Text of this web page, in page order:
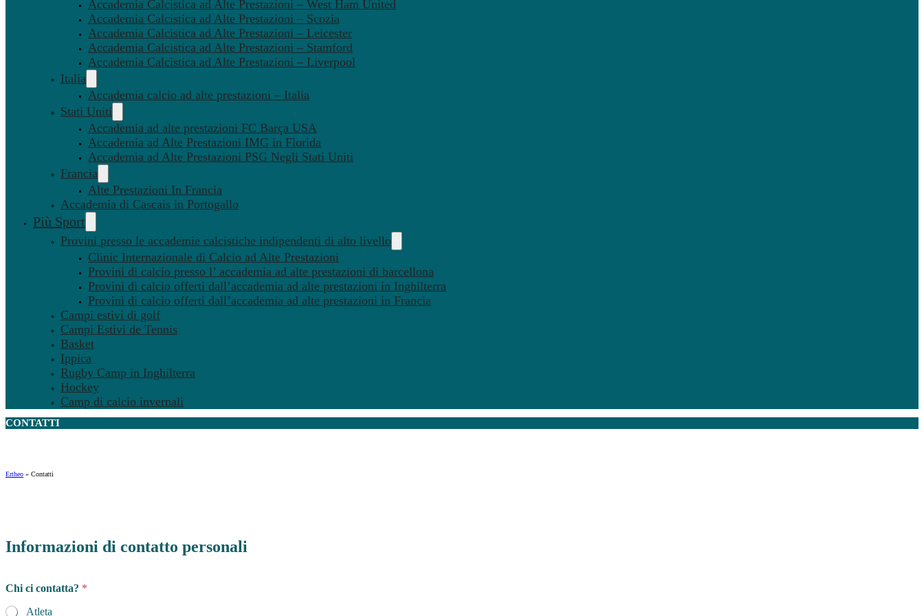
Accademia Calcistica ad Alte Prestazioni – West Ham United
Accademia Calcistica ad Alte Prestazioni – Scozia
Accademia Calcistica ad Alte Prestazioni – Leicester
Accademia Calcistica ad Alte Prestazioni – Stamford
Accademia Calcistica ad Alte Prestazioni – Liverpool
Italia
Accademia calcio ad alte prestazioni – Italia
Stati Uniti
Accademia ad alte prestazioni FC Barça USA
Accademia ad Alte Prestazioni IMG in Florida
Accademia ad Alte Prestazioni PSG Negli Stati Uniti
Francia
Alte Prestazioni In Francia
Accademia di Cascais in Portogallo
Più Sport
Provini presso le accademie calcistiche indipendenti di alto livello
Clinic Internazionale di Calcio ad Alte Prestazioni
Provini di calcio presso l’ accademia ad alte prestazioni di barcellona
Provini di calcio offerti dall’accademia ad alte prestazioni in Inghilterra
Provini di calcio offerti dall’accademia ad alte prestazioni in Francia
Campi estivi di golf
Campi Estivi de Tennis
Basket
Ippica
Rugby Camp in Inghilterra
Hockey
Camp di calcio invernali
CONTATTI
Ertheo » Contatti
Informazioni di contatto personali
Chi ci contatta? *
Atleta